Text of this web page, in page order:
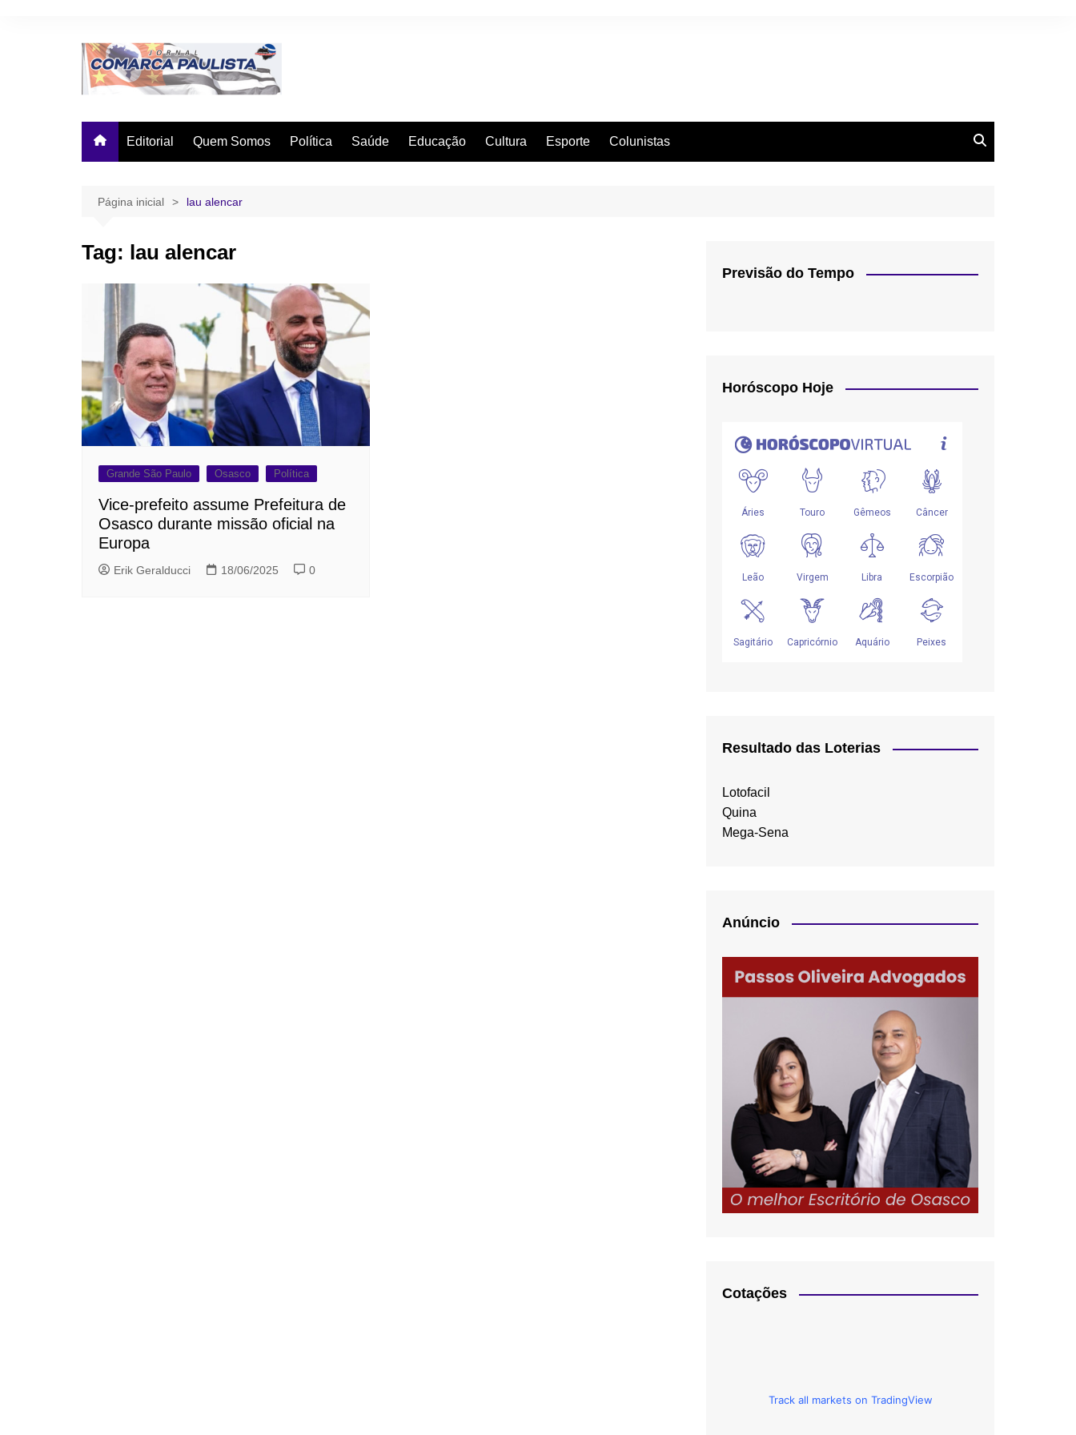
Editorial Quem Somos Política Saúde Educação Cultura Esporte Colunistas
Página inicial lau alencar
Tag: lau alencar
Grande São Paulo Osasco Política
Vice-prefeito assume Prefeitura de
Osasco durante missão oficial na
Europa
Erik Geralducci 18/06/2025 0
Previsão do Tempo
Horóscopo Hoje
Resultado das Loterias
Lotofacil
Quina
Mega-Sena
Anúncio
Cotações
Track all markets on TradingView